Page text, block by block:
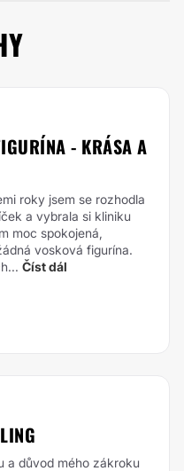
- KRÁSA A
roky jsem se rozhodla
a vybrala si kliniku
moc spokojená,
vosková figurína.
Číst dál
a důvod mého zákroku